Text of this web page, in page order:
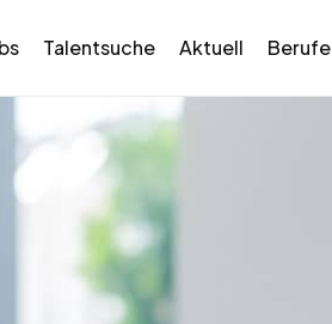
Talentsuche Aktuell Berufe